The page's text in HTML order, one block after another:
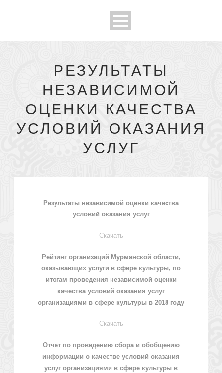
РЕЗУЛЬТАТЫ
НЕЗАВИСИМОЙ
ОЦЕНКИ КАЧЕСТВА
УСЛОВИЙ ОКАЗАНИЯ
УСЛУГ
Результаты независимой оценки качества
условий оказания услуг
Скачать
Рейтинг организаций Мурманской области,
оказывающих услуги в сфере культуры, по
итогам проведения независимой оценки
качества условий оказания услуг
организациями в сфере культуры в 2018 году
Скачать
Отчет по проведению сбора и обобщению
информации о качестве условий оказания
услуг организациями в сфере культуры в